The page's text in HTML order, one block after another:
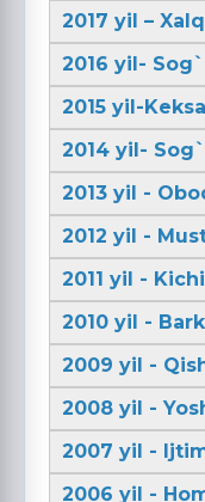
2017 yil –
2016 yil-
2015 yil-
2014 yil-
2013 yil -
2012 yil -
2011 yil -
2010 yil -
2009 yil -
2008 yil -
2007 yil -
2006 yil -